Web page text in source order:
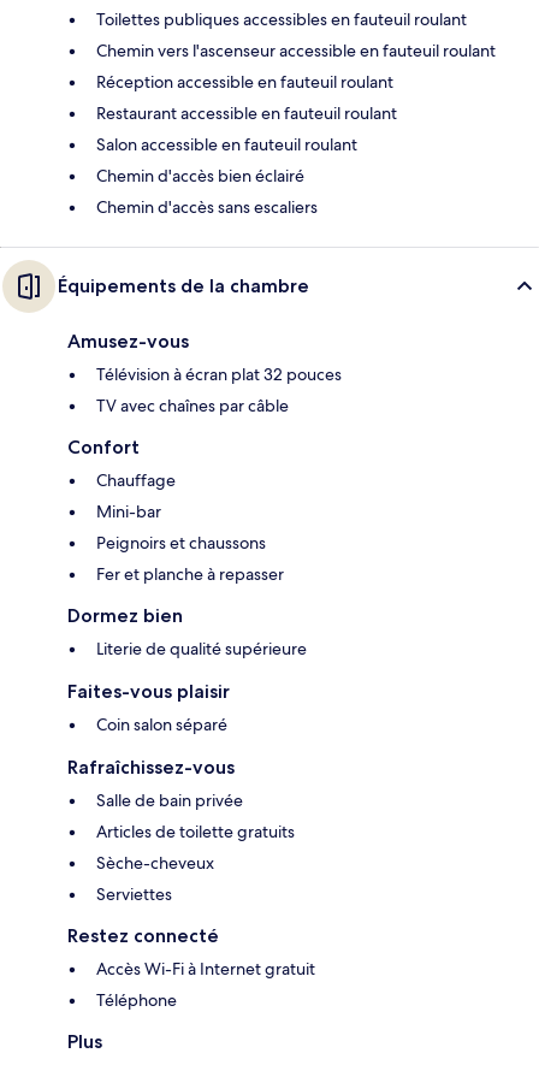
Toilettes publiques accessibles en fauteuil roulant
Chemin vers l'ascenseur accessible en fauteuil roulant
Réception accessible en fauteuil roulant
Restaurant accessible en fauteuil roulant
Salon accessible en fauteuil roulant
Chemin d'accès bien éclairé
Chemin d'accès sans escaliers
Équipements de la chambre
Amusez-vous
Télévision à écran plat 32 pouces
TV avec chaînes par câble
Confort
Chauffage
Mini-bar
Peignoirs et chaussons
Fer et planche à repasser
Dormez bien
Literie de qualité supérieure
Faites-vous plaisir
Coin salon séparé
Rafraîchissez-vous
Salle de bain privée
Articles de toilette gratuits
Sèche-cheveux
Serviettes
Restez connecté
Accès Wi-Fi à Internet gratuit
Téléphone
Plus